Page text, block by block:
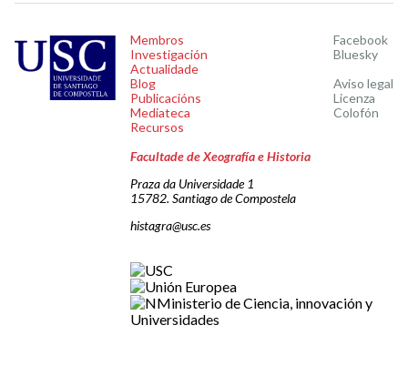
Membros
Investigación
Actualidade
Blog
Publicacións
Mediateca
Recursos
Facebook
Bluesky
Aviso legal
Licenza
Colofón
Facultade de Xeografía e Historia
Praza da Universidade 1
15782. Santiago de Compostela
histagra@usc.es